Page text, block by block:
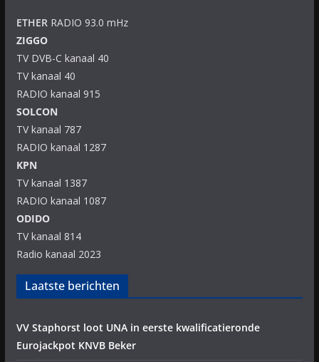
ETHERRADIO 93.0 mHz
ZIGGO
TV DVB-C kanaal 40
TV kanaal 40
RADIO kanaal 915
SOLCON
TV kanaal 787
RADIO kanaal 1287
KPN
TV kanaal 1387
RADIO kanaal 1087
ODIDO
TV kanaal 814
Radio kanaal 2023
Laatste berichten
VV Staphorst loot UNA in eerste kwalificatieronde
Eurojackpot KNVB Beker